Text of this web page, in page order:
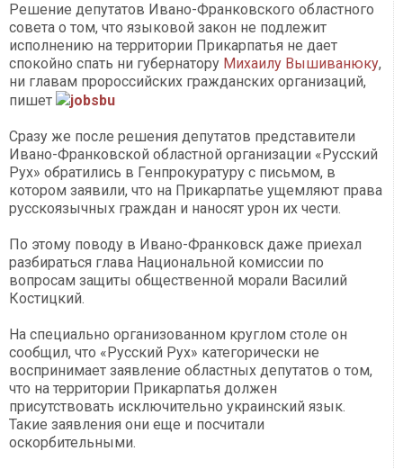
Решение депутатов Ивано-Франковского областного
совета о том, что языковой закон не подлежит
исполнению на территории Прикарпатья не дает
спокойно спать ни губернатору Михаилу Вышиванюку,
ни главам пророссийских гражданских организаций,
пишет
jobsbu
Сразу же после решения депутатов представители
Ивано-Франковской областной организации «Русский
Рух» обратились в Генпрокуратуру с письмом, в
котором заявили, что на Прикарпатье ущемляют права
русскоязычных граждан и наносят урон их чести.
По этому поводу в Ивано-Франковск даже приехал
разбираться глава Национальной комиссии по
вопросам защиты общественной морали Василий
Костицкий.
На специально организованном круглом столе он
сообщил, что «Русский Рух» категорически не
воспринимает заявление областных депутатов о том,
что на территории Прикарпатья должен
присутствовать исключительно украинский язык.
Такие заявления они еще и посчитали
оскорбительными.